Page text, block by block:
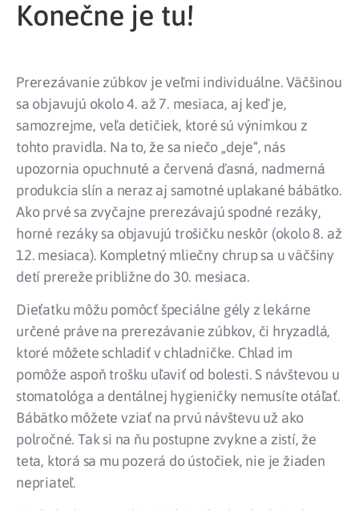
Konečne je tu!
Prerezávanie zúbkov je veľmi individuálne. Väčšinou
sa objavujú okolo 4. až 7. mesiaca, aj keď je,
samozrejme, veľa detičiek, ktoré sú výnimkou z
tohto pravidla. Na to, že sa niečo „deje“, nás
upozornia opuchnuté a červená ďasná, nadmerná
produkcia slín a neraz aj samotné uplakané bábätko.
Ako prvé sa zvyčajne prerezávajú spodné rezáky,
horné rezáky sa objavujú trošičku neskôr (okolo 8. až
12. mesiaca). Kompletný mliečny chrup sa u väčšiny
detí prereže približne do 30. mesiaca.
Dieťatku môžu pomôcť špeciálne gély z lekárne
určené práve na prerezávanie zúbkov, či hryzadlá,
ktoré môžete schladiť v chladničke. Chlad im
pomôže aspoň trošku uľaviť od bolesti. S návštevou u
stomatológa a dentálnej hygieničky nemusíte otáľať.
Bábätko môžete vziať na prvú návštevu už ako
polročné. Tak si na ňu postupne zvykne a zistí, že
teta, ktorá sa mu pozerá do ústočiek, nie je žiaden
nepriateľ.